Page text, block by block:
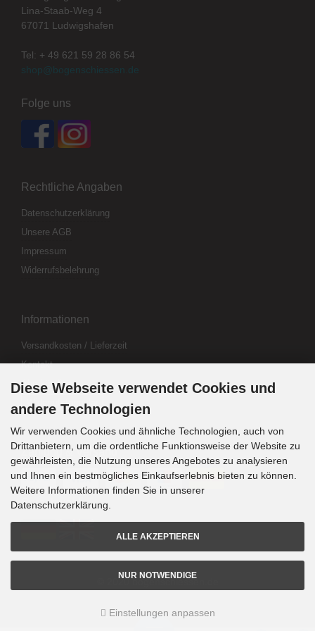
Lina-Staab-Weg 4
67071 Ludwigshafen
Tel: + 49 621 59 28 86 54
shop@bogenschiessen.de
Folge uns
Rechtliche Angaben
Datenschutzerklärung
Unsere AGB
Impressum
Widerrufsbelehrung
Informationen
Versandkosten / Lieferzeit
Kontakt
Abo kündigen
Widerrufsformular
Zahlung & Versand
Sprachwahl
© 2020 bogenschiessen.de
mod ified eCommerce Shopsoftware © 2009-2026
Diese Webseite verwendet Cookies und
andere Technologien
Wir verwenden Cookies und ähnliche Technologien, auch von
Drittanbietern, um die ordentliche Funktionsweise der Website zu
gewährleisten, die Nutzung unseres Angebotes zu analysieren
und Ihnen ein bestmögliches Einkaufserlebnis bieten zu können.
Weitere Informationen finden Sie in unserer
Datenschutzerklärung.
ALLE AKZEPTIEREN
NUR NOTWENDIGE
Einstellungen anpassen